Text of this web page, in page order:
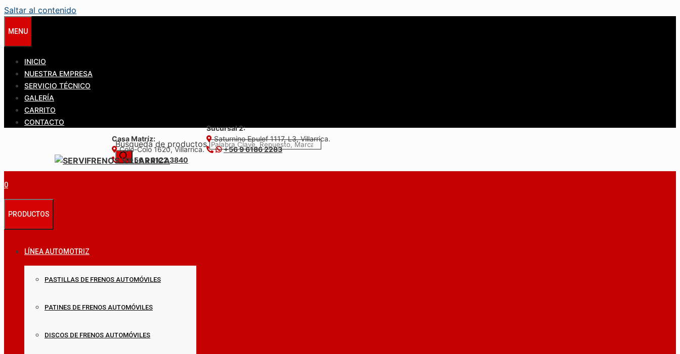
Saltar al contenido
MENU
INICIO
NUESTRA EMPRESA
SERVICIO TÉCNICO
GALERÍA
CARRITO
CONTACTO
Búsqueda de productos
Casa Matríz:
Colo-Colo 1620, Villarrica.
+56 9 6122 3840
Sucursal 2:
Saturnino Epulef 1117, L3, Villarrica.
+56 9 6186 2283
0
PRODUCTOS
LÍNEA AUTOMOTRIZ
PASTILLAS DE FRENOS AUTOMÓVILES
PATINES DE FRENOS AUTOMÓVILES
DISCOS DE FRENOS AUTOMÓVILES